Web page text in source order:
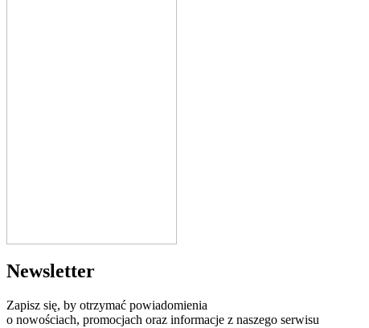
Newsletter
Zapisz się, by otrzymać powiadomienia
o nowościach, promocjach oraz informacje z naszego serwisu